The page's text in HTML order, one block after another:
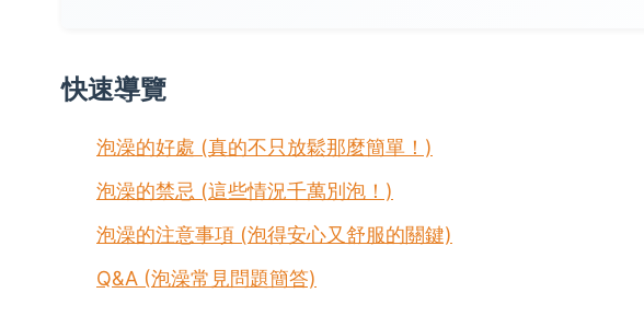
快速導覽
泡澡的好處 (真的不只放鬆那麼簡單！)
泡澡的禁忌 (這些情況千萬別泡！)
泡澡的注意事項 (泡得安心又舒服的關鍵)
Q&A (泡澡常見問題簡答)